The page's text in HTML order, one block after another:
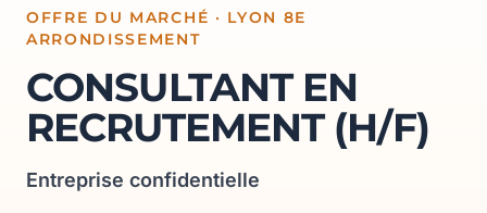
OFFRE DU MARCHÉ · LYON 8E
ARRONDISSEMENT
CONSULTANT EN
RECRUTEMENT (H/F)
Entreprise confidentielle